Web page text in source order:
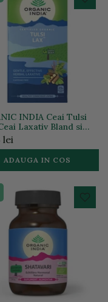
INDIA Ceai Tulsi
Laxativ Bland si
cu Senna 25 plicuri
lei
ADAUGA IN COS